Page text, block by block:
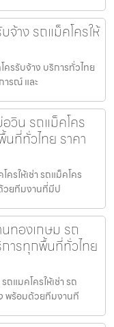
จ้าง รถแม็คโครให้
ครรับจ้าง บริการทั่วไทย
ารณ์ และ
วิน รถแม็คโคร
นที่ทั่วไทย ราคา
รให้เช่า รถแม็คโคร
วยทีมงานที่มีป
ทองเกษม รถ
การทุกพื้นที่ทั่วไทย
แมคโครให้เช่า รถ
พร้อมด้วยทีมงานที